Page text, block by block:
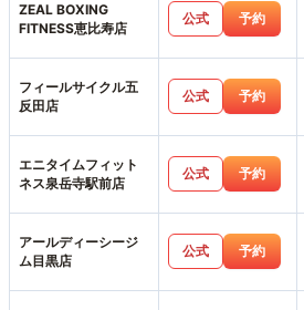
ZEAL BOXING
FITNESS恵比寿店
公式 予約
フィールサイクル五
反田店
公式 予約
エニタイムフィット
ネス泉岳寺駅前店
公式 予約
アールディーシージ
ム目黒店
公式 予約